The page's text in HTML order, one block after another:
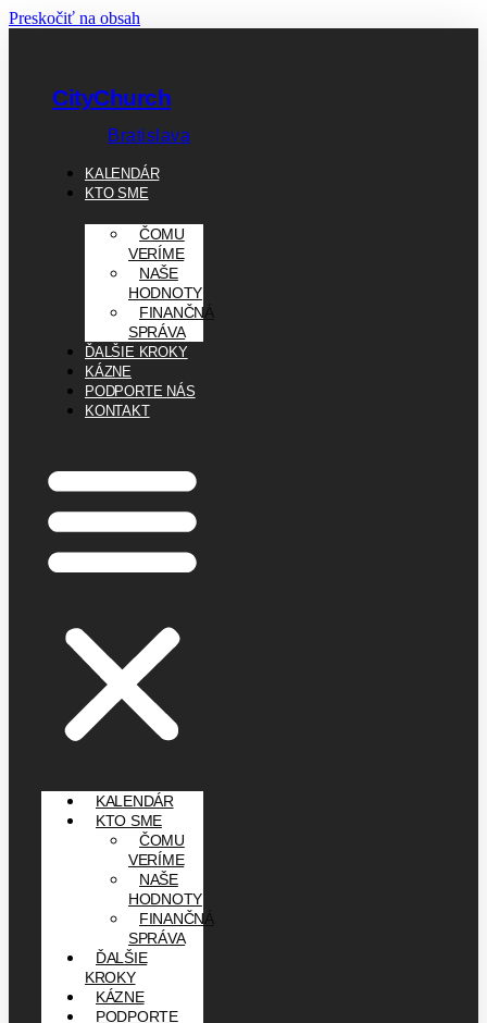
Preskočiť na obsah
CityChurch
Bratislava
KALENDÁR
KTO SME
ČOMU
VERÍME
NAŠE
HODNOTY
FINANČNÁ
SPRÁVA
ĎALŠIE KROKY
KÁZNE
PODPORTE NÁS
KONTAKT
KALENDÁR
KTO SME
ČOMU
VERÍME
NAŠE
HODNOTY
FINANČNÁ
SPRÁVA
ĎALŠIE
KROKY
KÁZNE
PODPORTE